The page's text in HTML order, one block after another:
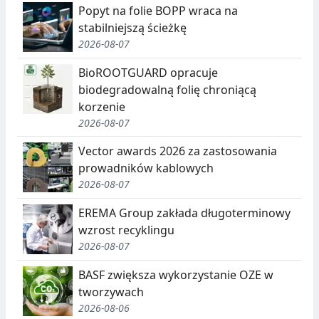
,
S
E
G
R
E
G
A
C
J
A
,
J
A
Popyt na folie BOPP wraca na
stabilniejszą ścieżkę
2026-08-07
BioROOTGUARD opracuje
biodegradowalną folię chroniącą
korzenie
2026-08-07
Vector awards 2026 za zastosowania
prowadników kablowych
2026-08-07
EREMA Group zakłada długoterminowy
wzrost recyklingu
2026-08-07
BASF zwiększa wykorzystanie OZE w
tworzywach
2026-08-06